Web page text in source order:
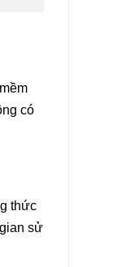
có
thức
sử